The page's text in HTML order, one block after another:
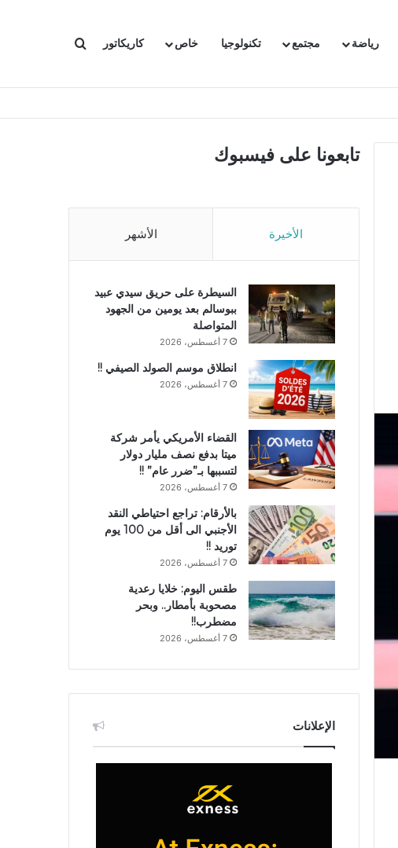
رياضة مجتمع تكنولوجيا خاص كاريكاتور بحث عن
تابعونا على فيسبوك
الأخيرة الأشهر
السيطرة على حريق سيدي عبيد
ببوسالم بعد يومين من الجهود
المتواصلة
7 أغسطس، 2026
انطلاق موسم الصولد الصيفي !!
7 أغسطس، 2026
القضاء الأمريكي يأمر شركة
ميتا بدفع نصف مليار دولار
لتسببها بـ”ضرر عام” !!
7 أغسطس، 2026
بالأرقام: تراجع احتياطي النقد
الأجنبي الى أقل من 100 يوم
توريد !!
7 أغسطس، 2026
طقس اليوم: خلايا رعدية
مصحوبة بأمطار.. وبحر
مضطرب!!
7 أغسطس، 2026
الإعلانات